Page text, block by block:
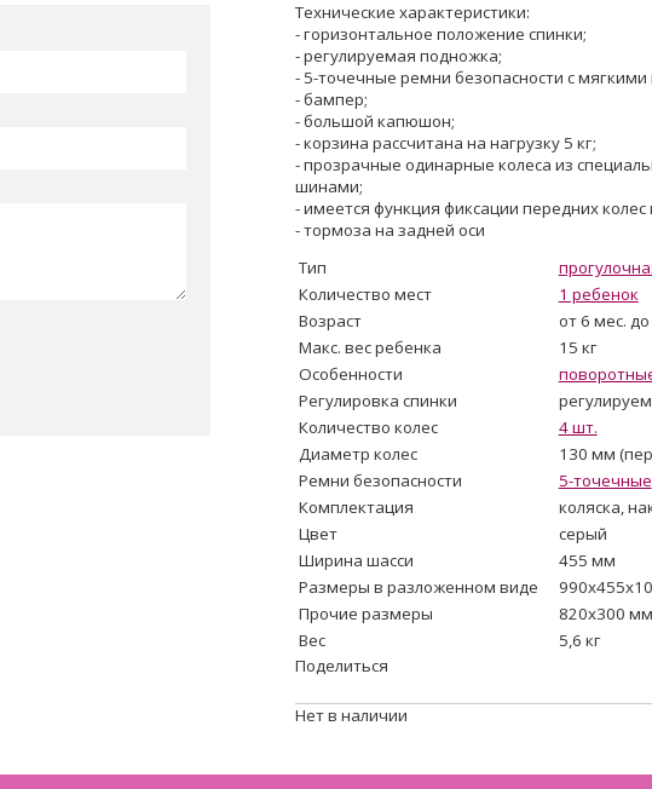
Технические характеристики:
- горизонтальное положение спинки;
- регулируемая подножка;
- 5-точечные ремни безопасности с
- бампер;
- большой капюшон;
- корзина рассчитана на нагрузку 5 кг;
- прозрачные одинарные колеса из
шинами;
- имеется функция фиксации передних
- тормоза на задней оси
Тип
Количество мест
1 ребенок
Возраст
от 6 мес.
Макс. вес ребенка
15 кг
Особенности
Регулировка спинки
Количество колес
4 шт.
Диаметр колес
130 мм
Ремни безопасности
5-точечные
Комплектация
коляска,
Цвет
серый
Ширина шасси
455 мм
Размеры в разложенном виде
Прочие размеры
820x300
Вес
5,6 кг
Поделиться
Нет в наличии